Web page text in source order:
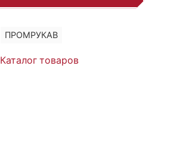
Каталог товаров
ПРОМРУКАВ